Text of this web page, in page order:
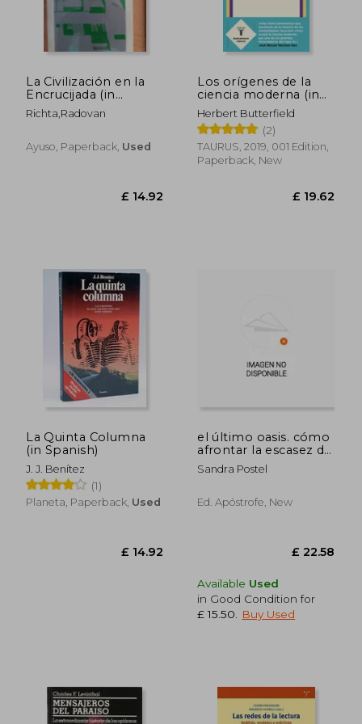
La Civilización en la
Encrucijada (in
Spanish)
Richta,Radovan
Ayuso, Paperback, Used
Los orígenes de la
ciencia moderna (in
Spanish)
Herbert Butterfield
(2)
TAURUS, 2019, 001 Edition,
Paperback, New
La Quinta Columna
(in Spanish)
J. J. Benítez
(1)
Planeta, Paperback, Used
el último oasis. cómo
afrontar la escasez de
agua (in Spanish)
Sandra Postel
Ed. Apóstrofe, New
Available Used
in Good Condition for
£ 15.50
Buy Used